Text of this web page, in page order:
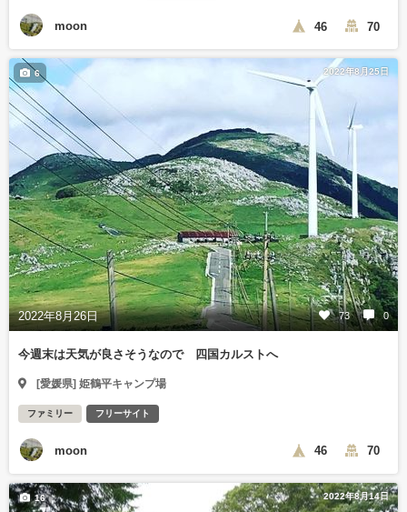
moon 46 70
2022年8月25日
2022年8月26日 73 0
6
今週末は天気が良さそうなので 四国カルストへ
[愛媛県] 姫鶴平キャンプ場
ファミリー フリーサイト
moon 46 70
2022年8月14日
16